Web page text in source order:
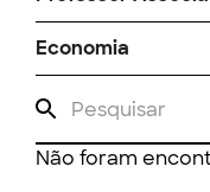
Economia
Não foram